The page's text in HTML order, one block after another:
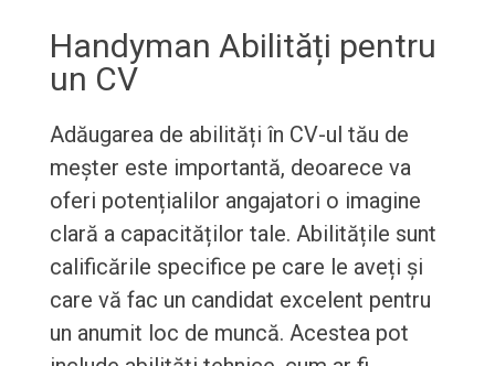
Handyman Abilități pentru
un CV
Adăugarea de abilități în CV-ul tău de
meșter este importantă, deoarece va
oferi potențialilor angajatori o imagine
clară a capacităților tale. Abilitățile sunt
calificările specifice pe care le aveți și
care vă fac un candidat excelent pentru
un anumit loc de muncă. Acestea pot